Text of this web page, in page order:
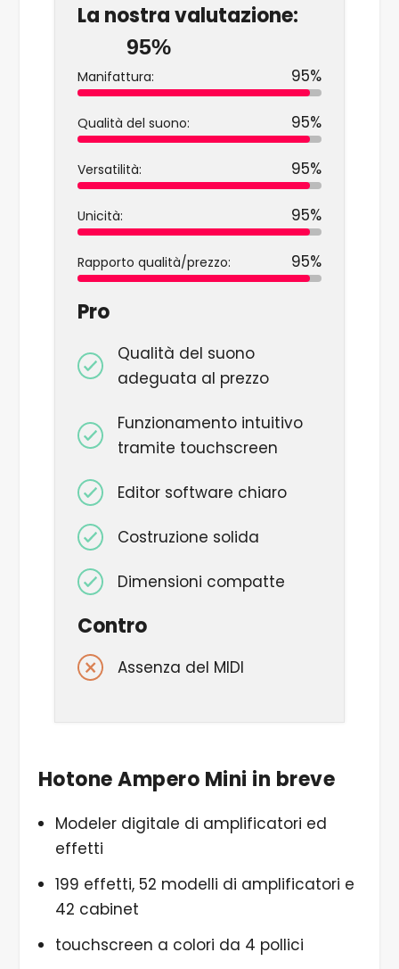
La nostra valutazione:
95%
Manifattura: 95%
Qualità del suono: 95%
Versatilità: 95%
Unicità: 95%
Rapporto qualità/prezzo: 95%
Pro
Qualità del suono
adeguata al prezzo
Funzionamento intuitivo
tramite touchscreen
Editor software chiaro
Costruzione solida
Dimensioni compatte
Contro
Assenza del MIDI
Hotone Ampero Mini in breve
Modeler digitale di amplificatori ed
effetti
199 effetti, 52 modelli di amplificatori e
42 cabinet
touchscreen a colori da 4 pollici